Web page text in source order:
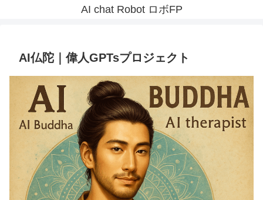
AI chat Robot ロボFP
AI仏陀｜偉人GPTsプロジェクト